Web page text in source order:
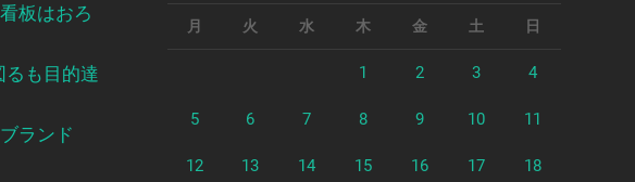
板はおろ
るも目的達
ランド
月 火 水 木 金 土 日
1 2 3 4
5 6 7 8 9 10 11
12 13 14 15 16 17 18